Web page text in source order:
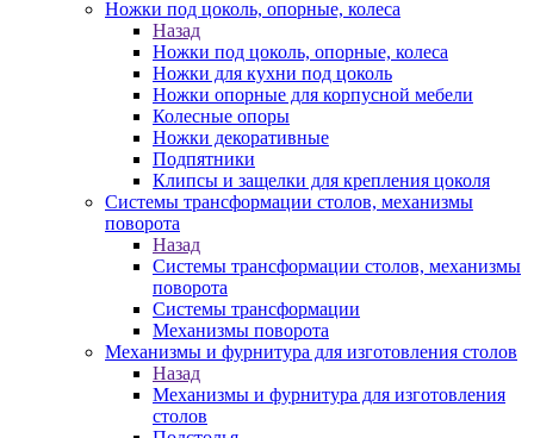
Ножки под цоколь, опорные, колеса
Назад
Ножки под цоколь, опорные, колеса
Ножки для кухни под цоколь
Ножки опорные для корпусной мебели
Колесные опоры
Ножки декоративные
Подпятники
Клипсы и защелки для крепления цоколя
Системы трансформации столов, механизмы
поворота
Назад
Системы трансформации столов, механизмы
поворота
Системы трансформации
Механизмы поворота
Механизмы и фурнитура для изготовления столов
Назад
Механизмы и фурнитура для изготовления
столов